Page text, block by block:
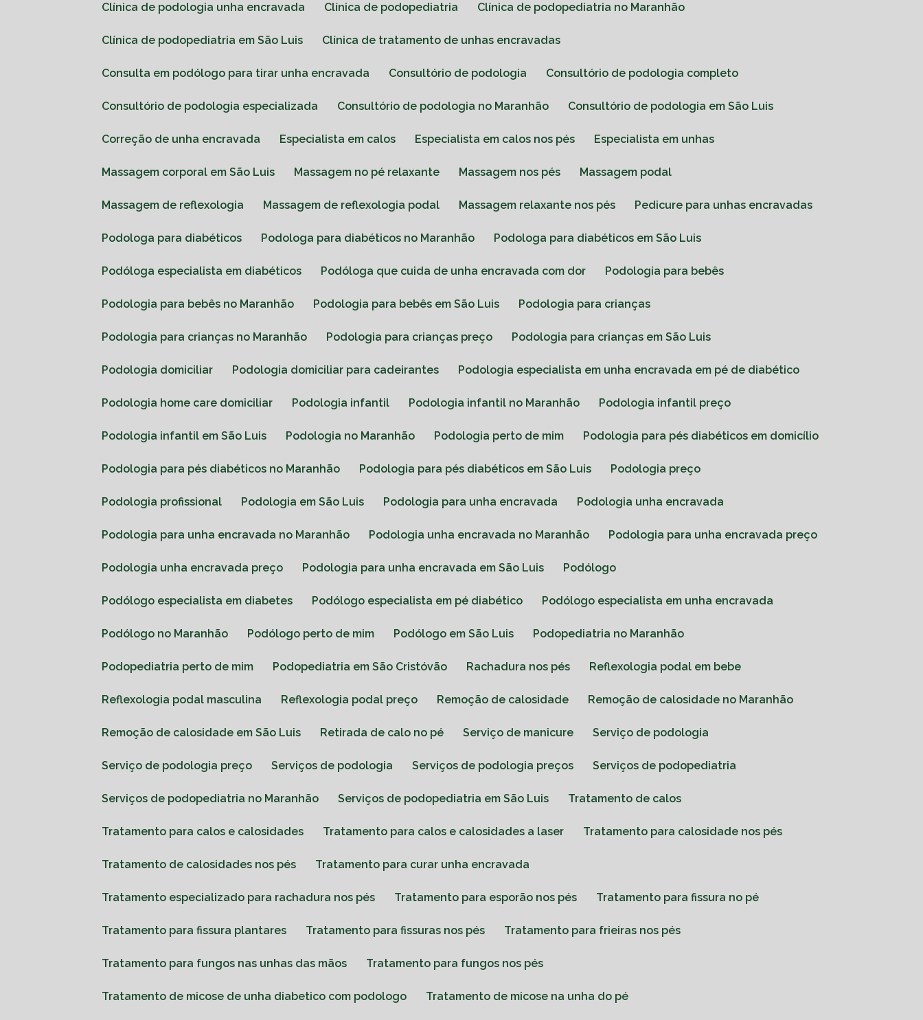
Clínica de podologia unha encravada Clínica de podopediatria Clínica de podopediatria no Maranhão
Clínica de podopediatria em São Luis Clínica de tratamento de unhas encravadas
Consulta em podólogo para tirar unha encravada Consultório de podologia Consultório de podologia completo
Consultório de podologia especializada Consultório de podologia no Maranhão Consultório de podologia em São Luis
Correção de unha encravada Especialista em calos Especialista em calos nos pés Especialista em unhas
Massagem corporal em São Luis Massagem no pé relaxante Massagem nos pés Massagem podal
Massagem de reflexologia Massagem de reflexologia podal Massagem relaxante nos pés Pedicure para unhas encravadas
Podologa para diabéticos Podologa para diabéticos no Maranhão Podologa para diabéticos em São Luis
Podóloga especialista em diabéticos Podóloga que cuida de unha encravada com dor Podologia para bebês
Podologia para bebês no Maranhão Podologia para bebês em São Luis Podologia para crianças
Podologia para crianças no Maranhão Podologia para crianças preço Podologia para crianças em São Luis
Podologia domiciliar Podologia domiciliar para cadeirantes Podologia especialista em unha encravada em pé de diabético
Podologia home care domiciliar Podologia infantil Podologia infantil no Maranhão Podologia infantil preço
Podologia infantil em São Luis Podologia no Maranhão Podologia perto de mim Podologia para pés diabéticos em domicílio
Podologia para pés diabéticos no Maranhão Podologia para pés diabéticos em São Luis Podologia preço
Podologia profissional Podologia em São Luis Podologia para unha encravada Podologia unha encravada
Podologia para unha encravada no Maranhão Podologia unha encravada no Maranhão Podologia para unha encravada preço
Podologia unha encravada preço Podologia para unha encravada em São Luis Podólogo
Podólogo especialista em diabetes Podólogo especialista em pé diabético Podólogo especialista em unha encravada
Podólogo no Maranhão Podólogo perto de mim Podólogo em São Luis Podopediatria no Maranhão
Podopediatria perto de mim Podopediatria em São Cristóvão Rachadura nos pés Reflexologia podal em bebe
Reflexologia podal masculina Reflexologia podal preço Remoção de calosidade Remoção de calosidade no Maranhão
Remoção de calosidade em São Luis Retirada de calo no pé Serviço de manicure Serviço de podologia
Serviço de podologia preço Serviços de podologia Serviços de podologia preços Serviços de podopediatria
Serviços de podopediatria no Maranhão Serviços de podopediatria em São Luis Tratamento de calos
Tratamento para calos e calosidades Tratamento para calos e calosidades a laser Tratamento para calosidade nos pés
Tratamento de calosidades nos pés Tratamento para curar unha encravada
Tratamento especializado para rachadura nos pés Tratamento para esporão nos pés Tratamento para fissura no pé
Tratamento para fissura plantares Tratamento para fissuras nos pés Tratamento para frieiras nos pés
Tratamento para fungos nas unhas das mãos Tratamento para fungos nos pés
Tratamento de micose de unha diabetico com podologo Tratamento de micose na unha do pé